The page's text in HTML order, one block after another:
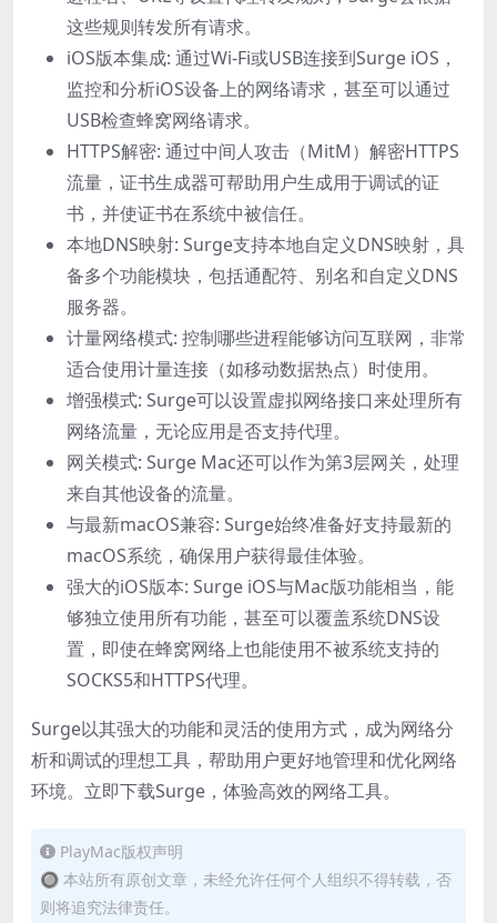
这些规则转发所有请求。
iOS版本集成: 通过Wi-Fi或USB连接到Surge iOS，
监控和分析iOS设备上的网络请求，甚至可以通过
USB检查蜂窝网络请求。
HTTPS解密: 通过中间人攻击（MitM）解密HTTPS
流量，证书生成器可帮助用户生成用于调试的证
书，并使证书在系统中被信任。
本地DNS映射: Surge支持本地自定义DNS映射，具
备多个功能模块，包括通配符、别名和自定义DNS
服务器。
计量网络模式: 控制哪些进程能够访问互联网，非常
适合使用计量连接（如移动数据热点）时使用。
增强模式: Surge可以设置虚拟网络接口来处理所有
网络流量，无论应用是否支持代理。
网关模式: Surge Mac还可以作为第3层网关，处理
来自其他设备的流量。
与最新macOS兼容: Surge始终准备好支持最新的
macOS系统，确保用户获得最佳体验。
强大的iOS版本: Surge iOS与Mac版功能相当，能
够独立使用所有功能，甚至可以覆盖系统DNS设
置，即使在蜂窝网络上也能使用不被系统支持的
SOCKS5和HTTPS代理。
Surge以其强大的功能和灵活的使用方式，成为网络分
析和调试的理想工具，帮助用户更好地管理和优化网络
环境。立即下载Surge，体验高效的网络工具。
PlayMac版权声明
🔘 本站所有原创文章，未经允许任何个人组织不得转载，否
则将追究法律责任。